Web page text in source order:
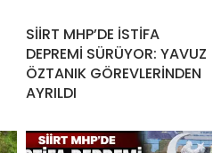
SİİRT MHP’DE İSTİFA
DEPREMİ SÜRÜYOR: YAVUZ
ÖZTANIK GÖREVLERİNDEN
AYRILDI